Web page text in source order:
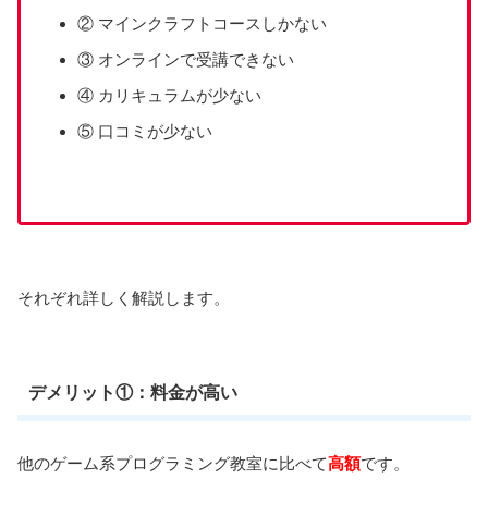
② マインクラフトコースしかない
③ オンラインで受講できない
④ カリキュラムが少ない
⑤ 口コミが少ない
それぞれ詳しく解説します。
デメリット①：料金が高い
他のゲーム系プログラミング教室に比べて高額です。